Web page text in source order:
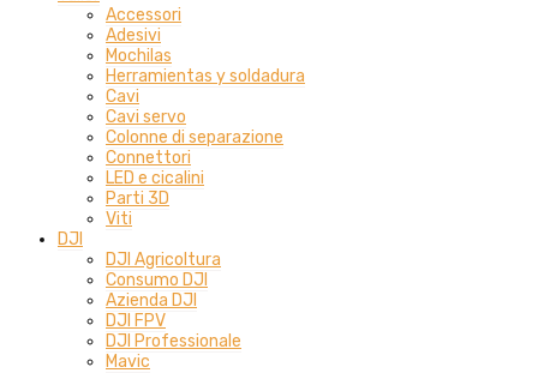
Accessori
Adesivi
Mochilas
Herramientas y soldadura
Cavi
Cavi servo
Colonne di separazione
Connettori
LED e cicalini
Parti 3D
Viti
DJI
DJI Agricoltura
Consumo DJI
Azienda DJI
DJI FPV
DJI Professionale
Mavic